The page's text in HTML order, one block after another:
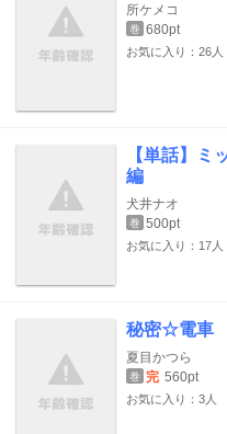
所ケメコ
巻 680pt
お気に入り：26人
【単話】ミ
編
犬井ナオ
巻 500pt
お気に入り：17人
秘密☆電車
夏目かつら
巻 完 560pt
お気に入り：3人